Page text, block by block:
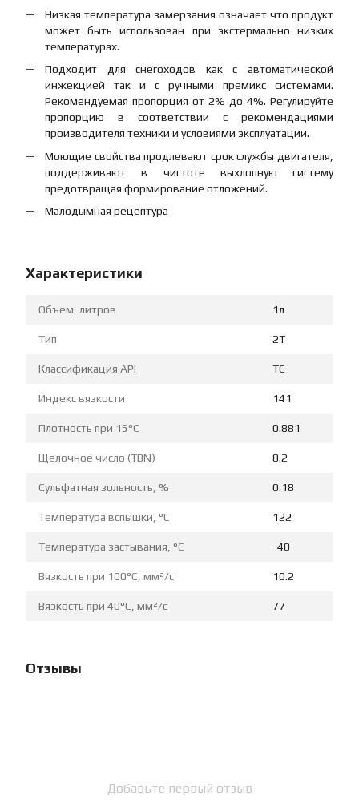
Низкая температура замерзания означает что продукт
может быть использован при экстермально низких
температурах.
Подходит для снегоходов как с автоматической
инжекцией так и с ручными премикс системами.
Рекомендуемая пропорция от 2% до 4%. Регулируйте
пропорцию в соответствии с рекомендациями
производителя техники и условиями эксплуатации.
Моющие свойства продлевают срок службы двигателя,
поддерживают в чистоте выхлопную систему
предотвращая формирование отложений.
Малодымная рецептура
Характеристики
Объем, литров 1л
Тип 2T
Классификация API TC
Индекс вязкости 141
Плотность при 15°C 0.881
Щелочное число (TBN) 8.2
Сульфатная зольность, % 0.18
Температура вспышки, °C 122
Температура застывания, °C -48
Вязкость при 100°C, мм²/с 10.2
Вязкость при 40°C, мм²/с 77
Отзывы
Добавьте первый отзыв